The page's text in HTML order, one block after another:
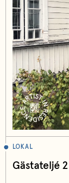
LOKAL
Gästateljé 2